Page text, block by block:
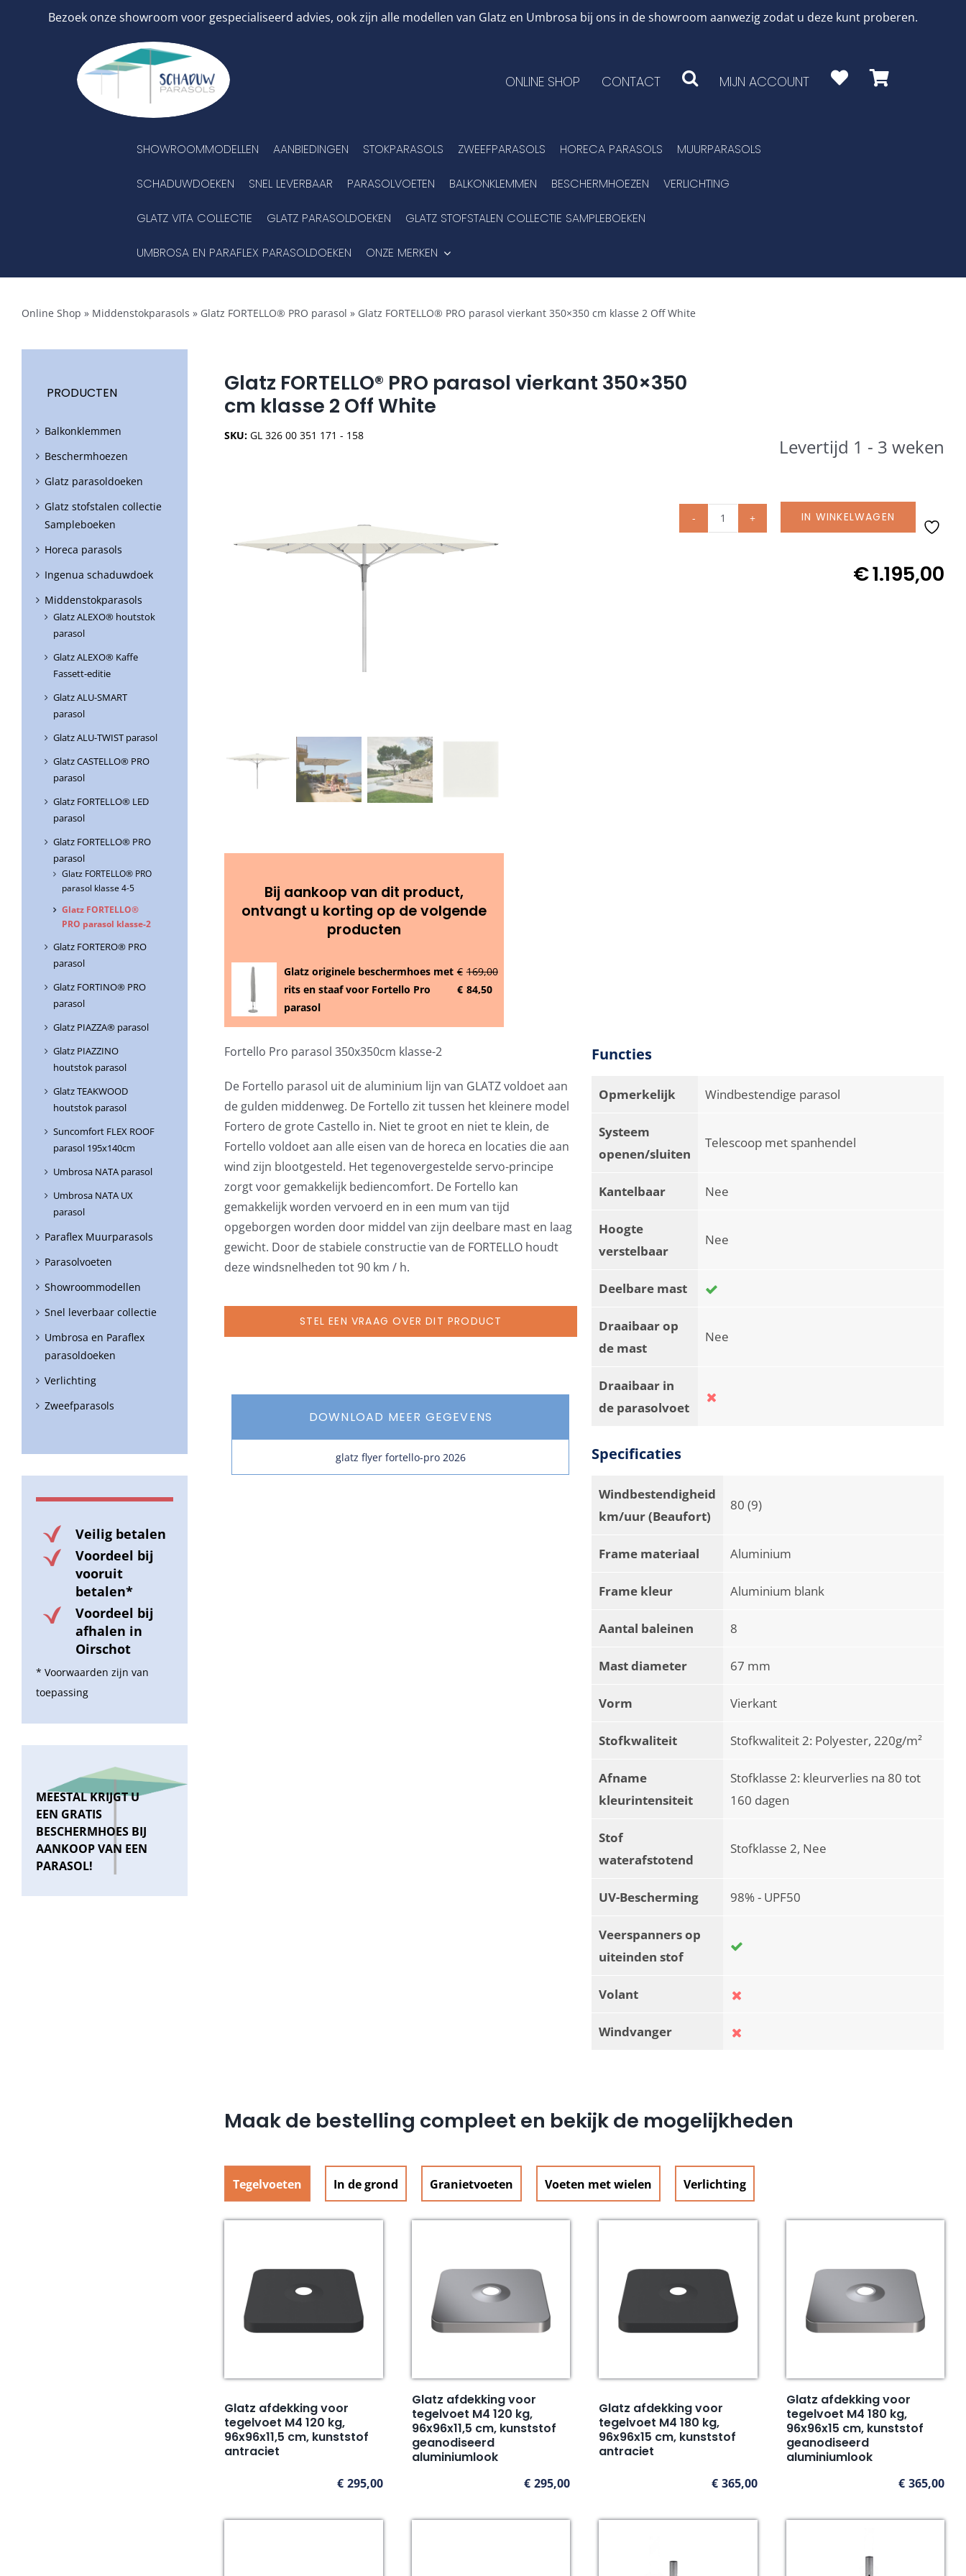
Bezoek onze showroom voor gespecialiseerd advies, ook zijn alle modellen van Glatz en Umbrosa bij ons in de showroom aanwezig zodat u deze kunt proberen.
ONLINE SHOP CONTACT MIJN ACCOUNT
SHOWROOMMODELLEN AANBIEDINGEN STOKPARASOLS ZWEEFPARASOLS HORECA PARASOLS MUURPARASOLS
SCHADUWDOEKEN SNEL LEVERBAAR PARASOLVOETEN BALKONKLEMMEN BESCHERMHOEZEN VERLICHTING
GLATZ VITA COLLECTIE GLATZ PARASOLDOEKEN GLATZ STOFSTALEN COLLECTIE SAMPLEBOEKEN
UMBROSA EN PARAFLEX PARASOLDOEKEN ONZE MERKEN
Online Shop » Middenstokparasols » Glatz FORTELLO® PRO parasol » Glatz FORTELLO® PRO parasol vierkant 350×350 cm klasse 2 Off White
Glatz FORTELLO® PRO parasol vierkant 350×350
cm klasse 2 Off White
SKU:GL 326 00 351 171 - 158
Bij aankoop van dit product,
ontvangt u korting op de volgende
producten
Glatz originele beschermhoes met
rits en staaf voor Fortello Pro
parasol
€ 169,00
€ 84,50
Levertijd 1 - 3 weken
Glatz
IN WINKELWAGEN
€1.195,00
Fortello Pro parasol 350x350cm klasse-2
De Fortello parasol uit de aluminium lijn van GLATZ voldoet aan
de gulden middenweg. De Fortello zit tussen het kleinere model
Fortero de grote Castello in. Niet te groot en niet te klein, de
Fortello voldoet aan alle eisen van de horeca en locaties die aan
wind zijn blootgesteld. Het tegenovergestelde servo-principe
zorgt voor gemakkelijk bediencomfort. De Fortello kan
gemakkelijk worden vervoerd en in een mum van tijd
opgeborgen worden door middel van zijn deelbare mast en laag
gewicht. Door de stabiele constructie van de FORTELLO houdt
deze windsnelheden tot 90 km / h.
STEL EEN VRAAG OVER DIT PRODUCT
DOWNLOAD MEER GEGEVENS
glatz flyer fortello-pro 2026
Functies
Opmerkelijk Windbestendige parasol
Systeem
openen/sluiten
Telescoop met spanhendel
Kantelbaar Nee
Hoogte
verstelbaar
Nee
Deelbare mast
Draaibaar op
de mast
Nee
Draaibaar in
de parasolvoet
Specificaties
Windbestendigheid
km/uur (Beaufort)
80 (9)
Frame materiaal Aluminium
Frame kleur Aluminium blank
Aantal baleinen 8
Mast diameter 67 mm
Vorm Vierkant
Stofkwaliteit Stofkwaliteit 2: Polyester, 220g/m²
Afname
kleurintensiteit
Stofklasse 2: kleurverlies na 80 tot
160 dagen
Stof
waterafstotend
Stofklasse 2, Nee
UV-Bescherming 98% - UPF50
Veerspanners op
uiteinden stof
Volant
Windvanger
Maak de bestelling compleet en bekijk de mogelijkheden
Tegelvoeten In de grond Granietvoeten Voeten met wielen Verlichting
Glatz afdekking voor
tegelvoet M4 120 kg,
96x96x11,5 cm, kunststof
antraciet
€ 295,00
Glatz afdekking voor
tegelvoet M4 120 kg,
96x96x11,5 cm, kunststof
geanodiseerd
aluminiumlook
€ 295,00
Glatz afdekking voor
tegelvoet M4 180 kg,
96x96x15 cm, kunststof
antraciet
€ 365,00
Glatz afdekking voor
tegelvoet M4 180 kg,
96x96x15 cm, kunststof
geanodiseerd
aluminiumlook
€ 365,00
PRODUCTEN
Balkonklemmen
Beschermhoezen
Glatz parasoldoeken
Glatz stofstalen collectie
Sampleboeken
Horeca parasols
Ingenua schaduwdoek
Middenstokparasols
Glatz ALEXO® houtstok
parasol
Glatz ALEXO® Kaffe
Fassett-editie
Glatz ALU-SMART
parasol
Glatz ALU-TWIST parasol
Glatz CASTELLO® PRO
parasol
Glatz FORTELLO® LED
parasol
Glatz FORTELLO® PRO
parasol
Glatz FORTELLO® PRO
parasol klasse 4-5
Glatz FORTELLO®
PRO parasol klasse-2
Glatz FORTERO® PRO
parasol
Glatz FORTINO® PRO
parasol
Glatz PIAZZA® parasol
Glatz PIAZZINO
houtstok parasol
Glatz TEAKWOOD
houtstok parasol
Suncomfort FLEX ROOF
parasol 195x140cm
Umbrosa NATA parasol
Umbrosa NATA UX
parasol
Paraflex Muurparasols
Parasolvoeten
Showroommodellen
Snel leverbaar collectie
Umbrosa en Paraflex
parasoldoeken
Verlichting
Zweefparasols
Veilig betalen
Voordeel bij
vooruit
betalen*
Voordeel bij
afhalen in
Oirschot
* Voorwaarden zijn van
toepassing
MEESTAL KRIJGT U
EEN GRATIS
BESCHERMHOES BIJ
AANKOOP VAN EEN
PARASOL!